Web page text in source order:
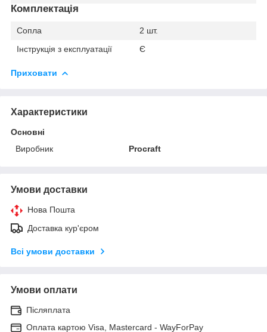
Комплектація
Сопла
2 шт.
Інструкція з експлуатації
Є
Приховати
Характеристики
Основні
Виробник
Procraft
Умови доставки
Нова Пошта
Доставка кур'єром
Всі умови доставки
Умови оплати
Післяплата
Оплата картою Visa, Mastercard - WayForPay